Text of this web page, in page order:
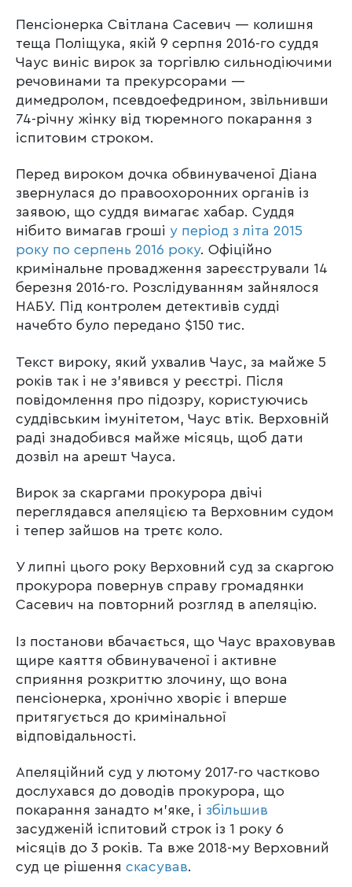
Пенсіонерка Світлана Сасевич — колишня
теща Поліщука, якій 9 серпня 2016-го суддя
Чаус виніс вирок за торгівлю сильнодіючими
речовинами та прекурсорами —
димедролом, псевдоефедрином, звільнивши
74-річну жінку від тюремного покарання з
іспитовим строком.
Перед вироком дочка обвинуваченої Діана
звернулася до правоохоронних органів із
заявою, що суддя вимагає хабар. Суддя
нібито вимагав гроші у період з літа 2015
року по серпень 2016 року. Офіційно
кримінальне провадження зареєстрували 14
березня 2016-го. Розслідуванням зайнялося
НАБУ. Під контролем детективів судді
начебто було передано $150 тис.
Текст вироку, який ухвалив Чаус, за майже 5
років так і не з’явився у реєстрі. Після
повідомлення про підозру, користуючись
суддівським імунітетом, Чаус втік. Верховній
раді знадобився майже місяць, щоб дати
дозвіл на арешт Чауса.
Вирок за скаргами прокурора двічі
переглядався апеляцією та Верховним судом
і тепер зайшов на третє коло.
У липні цього року Верховний суд за скаргою
прокурора повернув справу громадянки
Сасевич на повторний розгляд в апеляцію.
Із постанови вбачається, що Чаус враховував
щире каяття обвинуваченої і активне
сприяння розкриттю злочину, що вона
пенсіонерка, хронічно хворіє і вперше
притягується до кримінальної
відповідальності.
Апеляційний суд у лютому 2017-го частково
дослухався до доводів прокурора, що
покарання занадто м’яке, і збільшив
засудженій іспитовий строк із 1 року 6
місяців до 3 років. Та вже 2018-му Верховний
суд це рішення скасував.